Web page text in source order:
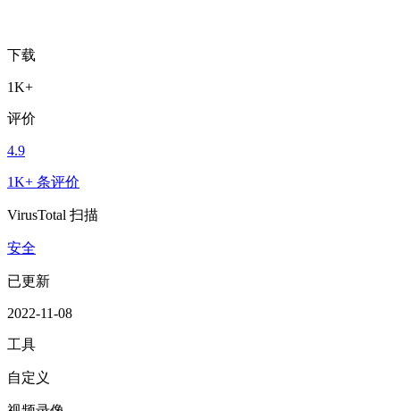
下载
1K+
评价
4.9
1K+ 条评价
VirusTotal 扫描
安全
已更新
2022-11-08
工具
自定义